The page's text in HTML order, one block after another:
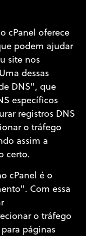
cPanel oferece
podem ajudar
site nos
dessas
DNS", que
específicos
registros DNS
o tráfego
assim a
certo.
cPanel é o
Com essa
o tráfego
páginas